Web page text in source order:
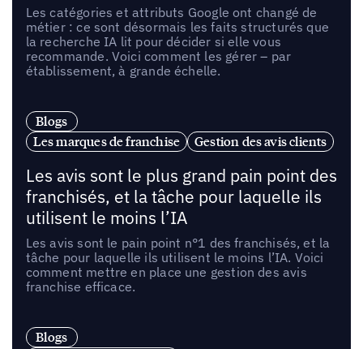
Les catégories et attributs Google ont changé de
métier : ce sont désormais les faits structurés que
la recherche IA lit pour décider si elle vous
recommande. Voici comment les gérer – par
établissement, à grande échelle.
Blogs
Les marques de franchise
Gestion des avis clients
Les avis sont le plus grand pain point des
franchisés, et la tâche pour laquelle ils
utilisent le moins l’IA
Les avis sont le pain point n°1 des franchisés, et la
tâche pour laquelle ils utilisent le moins l’IA. Voici
comment mettre en place une gestion des avis
franchise efficace.
Blogs